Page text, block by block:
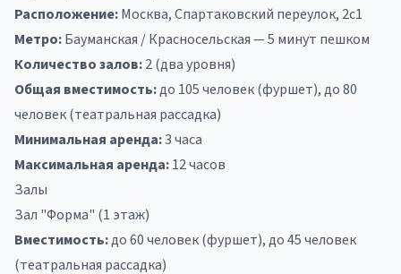
Расположение:Москва, Спартаковский переулок, 2с1
Метро:Бауманская / Красносельская — 5 минут пешком
Количество залов:2 (два уровня)
Общая вместимость:до 105 человек (фуршет), до 80
человек (театральная рассадка)
Минимальная аренда:3 часа
Максимальная аренда:12 часов
Залы
Зал "Форма" (1 этаж)
Вместимость:до 60 человек (фуршет), до 45 человек
(театральная рассадка)